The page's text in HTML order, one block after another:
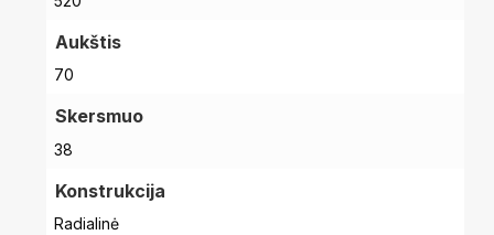
Aukštis
70
Skersmuo
38
Konstrukcija
Radialinė